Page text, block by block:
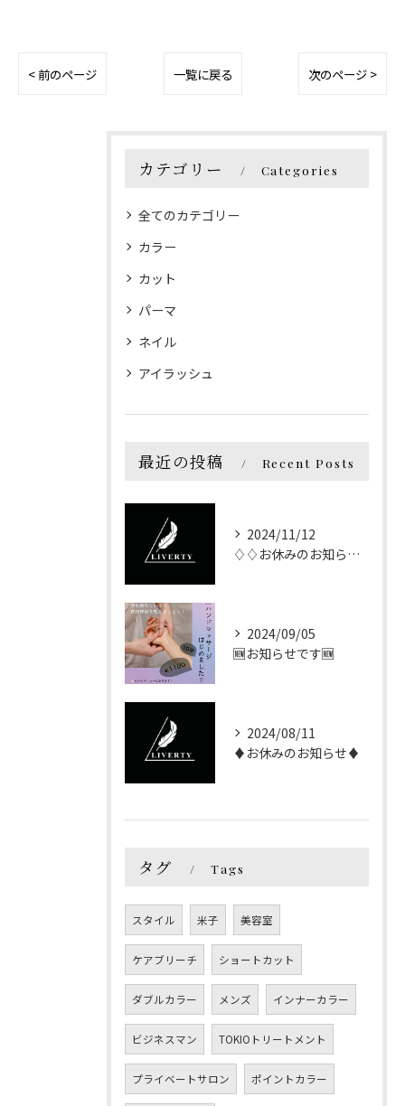
< 前のページ 一覧に戻る 次のページ >
カテゴリー Categories
全てのカテゴリー
カラー
カット
パーマ
ネイル
アイラッシュ
最近の投稿 Recent Posts
2024/11/12
♢♢お休みのお知らせ♢♢
2024/09/05
🆕お知らせです🆕
2024/08/11
♦お休みのお知らせ♦
タグ Tags
スタイル 米子 美容室
ケアブリーチ ショートカット
ダブルカラー メンズ インナーカラー
ビジネスマン TOKIOトリートメント
プライベートサロン ポイントカラー